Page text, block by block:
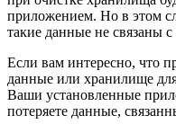
приложением. Но в этом
такие данные не связаны с
Если вам интересно, что
данные или хранилище
Ваши установленные
потеряете данные,